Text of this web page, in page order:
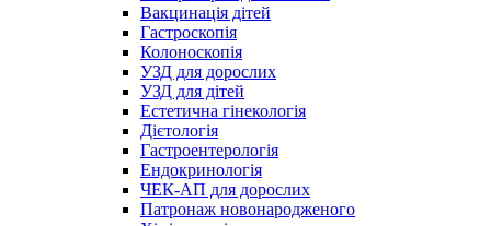
Вакцинація дітей
Гастроскопія
Колоноскопія
УЗД для дорослих
УЗД для дітей
Естетична гінекологія
Дієтологія
Гастроентерологія
Ендокринологія
ЧЕК-АП для дорослих
Патронаж новонародженого